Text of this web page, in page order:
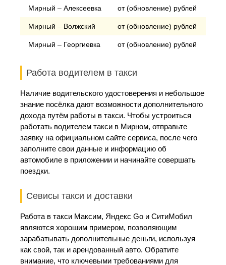
Мирный – Алексеевка от (обновление) рублей
Мирный – Волжский от (обновление) рублей
Мирный – Георгиевка от (обновление) рублей
Работа водителем в такси
Наличие водительского удостоверения и небольшое
знание посёлка дают возможности дополнительного
дохода путём работы в такси. Чтобы устроиться
работать водителем такси в Мирном, отправьте
заявку на официальном сайте сервиса, после чего
заполните свои данные и информацию об
автомобиле в приложении и начинайте совершать
поездки.
Севисы такси и доставки
Работа в такси Максим, Яндекс Go и СитиМобил
являются хорошим примером, позволяющим
зарабатывать дополнительные деньги, используя
как свой, так и арендованный авто. Обратите
внимание, что ключевыми требованиями для